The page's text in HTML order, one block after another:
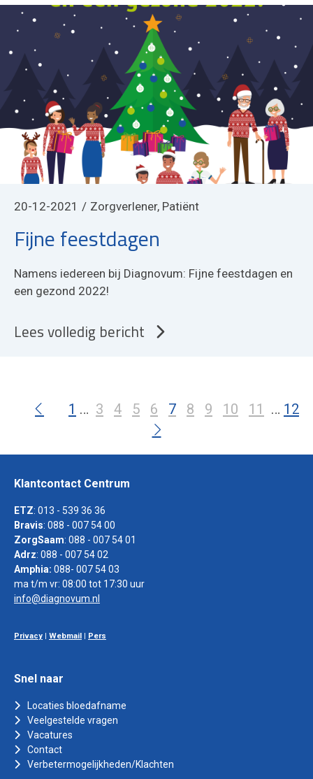
20-12-2021 Zorgverlener, Patiënt
Fijne feestdagen
Namens iedereen bij Diagnovum: Fijne feestdagen en
een gezond 2022!
Lees volledig bericht
1 3 4 5 6 7 8 9 10 11 12
Klantcontact Centrum
ETZ: 013 - 539 36 36
Bravis: 088 - 007 54 00
ZorgSaam: 088 - 007 54 01
Adrz: 088 - 007 54 02
Amphia: 088- 007 54 03
ma t/m vr: 08:00 tot 17:30 uur
info@diagnovum.nl
Privacy | Webmail | Pers
Snel naar
Locaties bloedafname
Veelgestelde vragen
Vacatures
Contact
Verbetermogelijkheden/Klachten